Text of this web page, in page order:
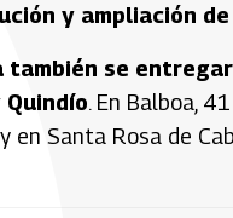
y ampliación
también se
. En Balboa,
en Santa Rosa de